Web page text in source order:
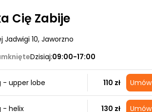
Cię Zabije
Jadwigi 10, Jaworzno
Dzisiaj:09:00-17:00
- upper lobe 110 zł Umów
- helix 130 zł Umów